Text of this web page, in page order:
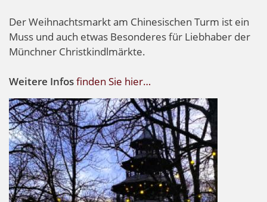
Der Weihnachtsmarkt am Chinesischen Turm ist ein
Muss und auch etwas Besonderes für Liebhaber der
Münchner Christkindlmärkte.
Weitere Infosfinden Sie hier…